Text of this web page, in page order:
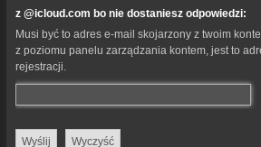
z @icloud.com bo nie dostaniesz odpowiedzi:
Musi być to adres e-mail skojarzony z twoim
z poziomu panelu zarządzania kontem, jest to
rejestracji.